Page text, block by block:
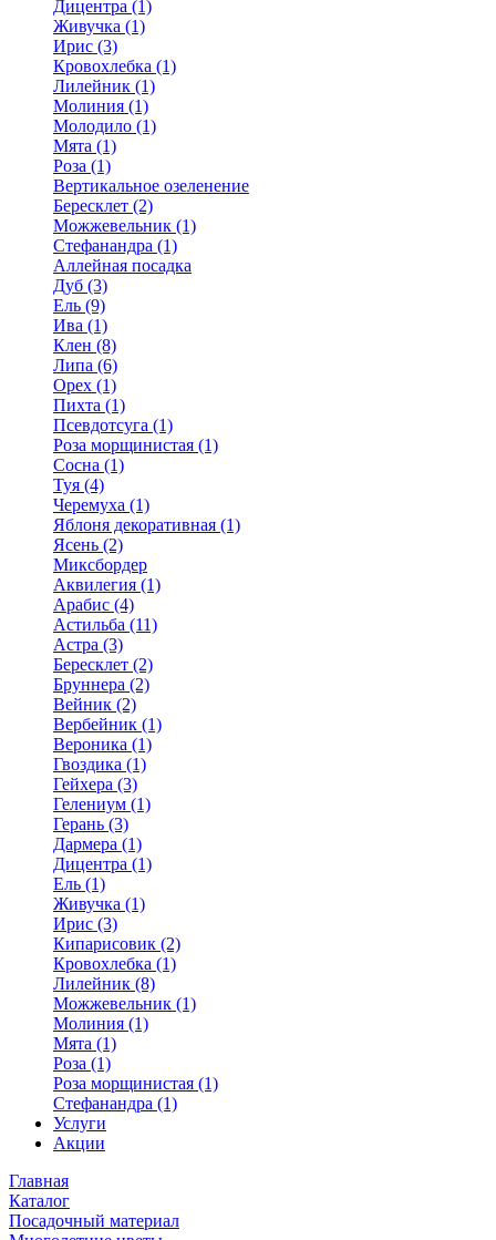
Дицентра (1)
Живучка (1)
Ирис (3)
Кровохлебка (1)
Лилейник (1)
Молиния (1)
Молодило (1)
Мята (1)
Роза (1)
Вертикальное озеленение
Бересклет (2)
Можжевельник (1)
Стефанандра (1)
Аллейная посадка
Дуб (3)
Ель (9)
Ива (1)
Клен (8)
Липа (6)
Орех (1)
Пихта (1)
Псевдотсуга (1)
Роза морщинистая (1)
Сосна (1)
Туя (4)
Черемуха (1)
Яблоня декоративная (1)
Ясень (2)
Миксбордер
Аквилегия (1)
Арабис (4)
Астильба (11)
Астра (3)
Бересклет (2)
Бруннера (2)
Вейник (2)
Вербейник (1)
Вероника (1)
Гвоздика (1)
Гейхера (3)
Гелениум (1)
Герань (3)
Дармера (1)
Дицентра (1)
Ель (1)
Живучка (1)
Ирис (3)
Кипарисовик (2)
Кровохлебка (1)
Лилейник (8)
Можжевельник (1)
Молиния (1)
Мята (1)
Роза (1)
Роза морщинистая (1)
Стефанандра (1)
Услуги
Акции
Главная
Каталог
Посадочный материал